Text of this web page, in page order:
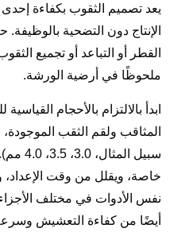
يعد تصميم الثقوب بكفاءة
الإنتاج دون التضحية
القطر أو التباعد أو تجميع
ملحوظًا في أرضية الورشة.
ابدأ بالالتزام بالأحجام
سبيل
خاصة، ويقلل من وقت الإعداد،
نفس الأدوات في مختلف
أيضًا من كفاءة التعشيش